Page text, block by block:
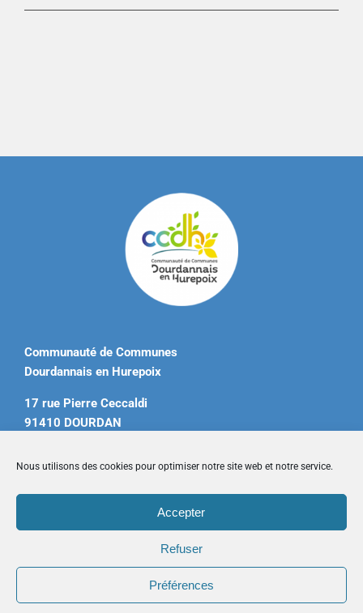
Nous utilisons des cookies pour optimiser notre site web et notre service.
Accepter
Refuser
Préférences
Communauté de Communes
Dourdannais en Hurepoix
17 rue Pierre Ceccaldi
91410 DOURDAN
contact@ccdourdannais.com
Accueil|Plan du site|Mentions légales|Contactez-nous
Copyright © 2026 CCDH. Tous droits réservés.